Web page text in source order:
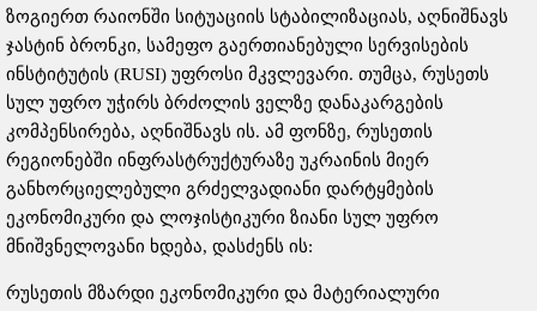
ზოგიერთ რაიონში სიტუაციის სტაბილიზაციას, აღნიშნავს
ჯასტინ ბრონკი, სამეფო გაერთიანებული სერვისების
ინსტიტუტის (RUSI) უფროსი მკვლევარი. თუმცა, რუსეთს
სულ უფრო უჭირს ბრძოლის ველზე დანაკარგების
კომპენსირება, აღნიშნავს ის. ამ ფონზე, რუსეთის
რეგიონებში ინფრასტრუქტურაზე უკრაინის მიერ
განხორციელებული გრძელვადიანი დარტყმების
ეკონომიკური და ლოჯისტიკური ზიანი სულ უფრო
მნიშვნელოვანი ხდება, დასძენს ის:
რუსეთის მზარდი ეკონომიკური და მატერიალური